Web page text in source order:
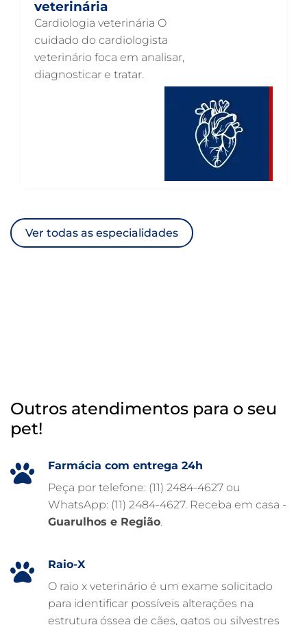
VETERINÁRIO PARA CACHORROS
VETERINÁRIO DE ANIMAIS SILVESTRES
VETERINÁRIO URGENTE
TRATAMENTO DE ANIMAIS
HOSPITAL VETERINÁRIO 24 HORAS
HOSPITAL VETERINÁRIO
FISIOTERAPIA VETERINÁRIA
FARMÁCIA VETERINÁRIA 24H
EMERGÊNCIA VETERINÁRIA
EMERGÊNCIA PARA PETS
veterinária
Cardiologia veterinária O
cuidado do cardiologista
veterinário foca em analisar,
diagnosticar e tratar.
Ver todas as especialidades
Outros atendimentos para o seu
pet!
Farmácia com entrega 24h
Peça por telefone: (11) 2484-4627 ou
WhatsApp: (11) 2484-4627. Receba em casa -
Guarulhos e Região.
Raio-X
O raio x veterinário é um exame solicitado
para identificar possíveis alterações na
estrutura óssea de cães, gatos ou silvestres